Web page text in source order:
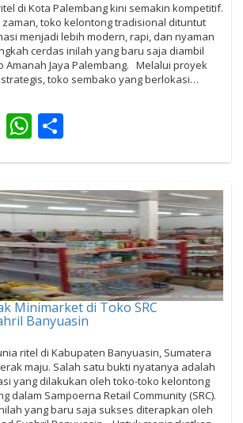
di Kota Palembang kini semakin kompetitif.
toko kelontong tradisional dituntut
menjadi lebih modern, rapi, dan nyaman
cerdas inilah yang baru saja diambil
Amanah Jaya Palembang. Melalui proyek
toko sembako yang berlokasi…
EmailWhatsApp
Minimarket di Toko SRC
Banyuasin
ritel di Kabupaten Banyuasin, Sumatera
maju. Salah satu bukti nyatanya adalah
yang dilakukan oleh toko-toko kelontong
dalam Sampoerna Retail Community (SRC).
yang baru saja sukses diterapkan oleh